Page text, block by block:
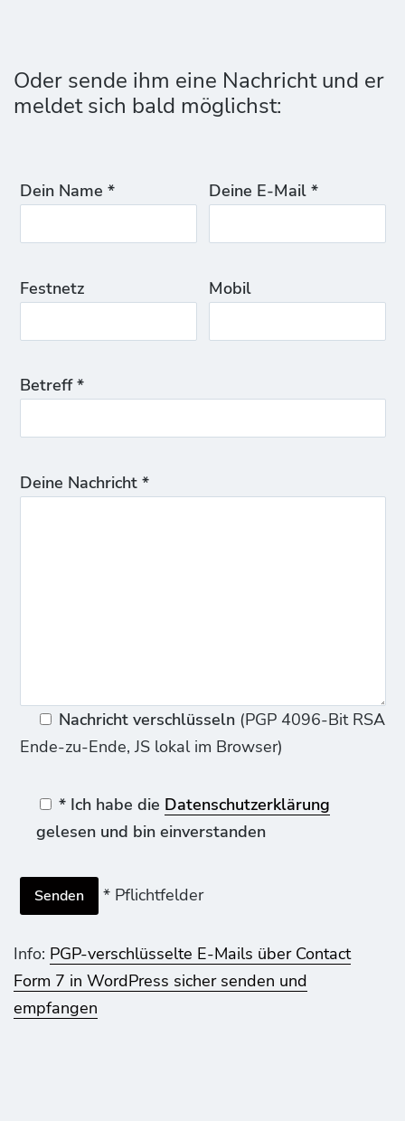
Oder sende ihm eine Nachricht und er
meldet sich bald möglichst:
Dein Name * Deine E-Mail *
Festnetz Mobil
Betreff *
Deine Nachricht *
Nachricht verschlüsseln(PGP 4096-Bit RSA
Ende-zu-Ende, JS lokal im Browser)
* Ich habe die Datenschutzerklärung
gelesen und bin einverstanden
* Pflichtfelder
Info: PGP-verschlüsselte E-Mails über Contact
Form 7 in WordPress sicher senden und
empfangen